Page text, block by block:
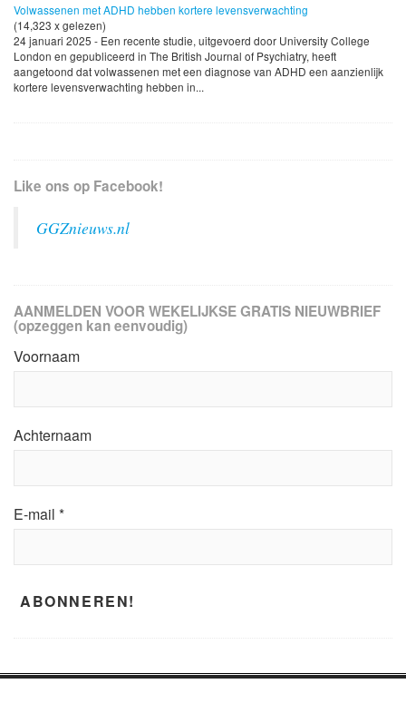
Volwassenen met ADHD hebben kortere levensverwachting
(14,323 x gelezen)
24 januari 2025 - Een recente studie, uitgevoerd door University College
London en gepubliceerd in The British Journal of Psychiatry, heeft
aangetoond dat volwassenen met een diagnose van ADHD een aanzienlijk
kortere levensverwachting hebben in...
Like ons op Facebook!
GGZnieuws.nl
AANMELDEN VOOR WEKELIJKSE GRATIS NIEUWBRIEF
(opzeggen kan eenvoudig)
Voornaam
Achternaam
E-mail *